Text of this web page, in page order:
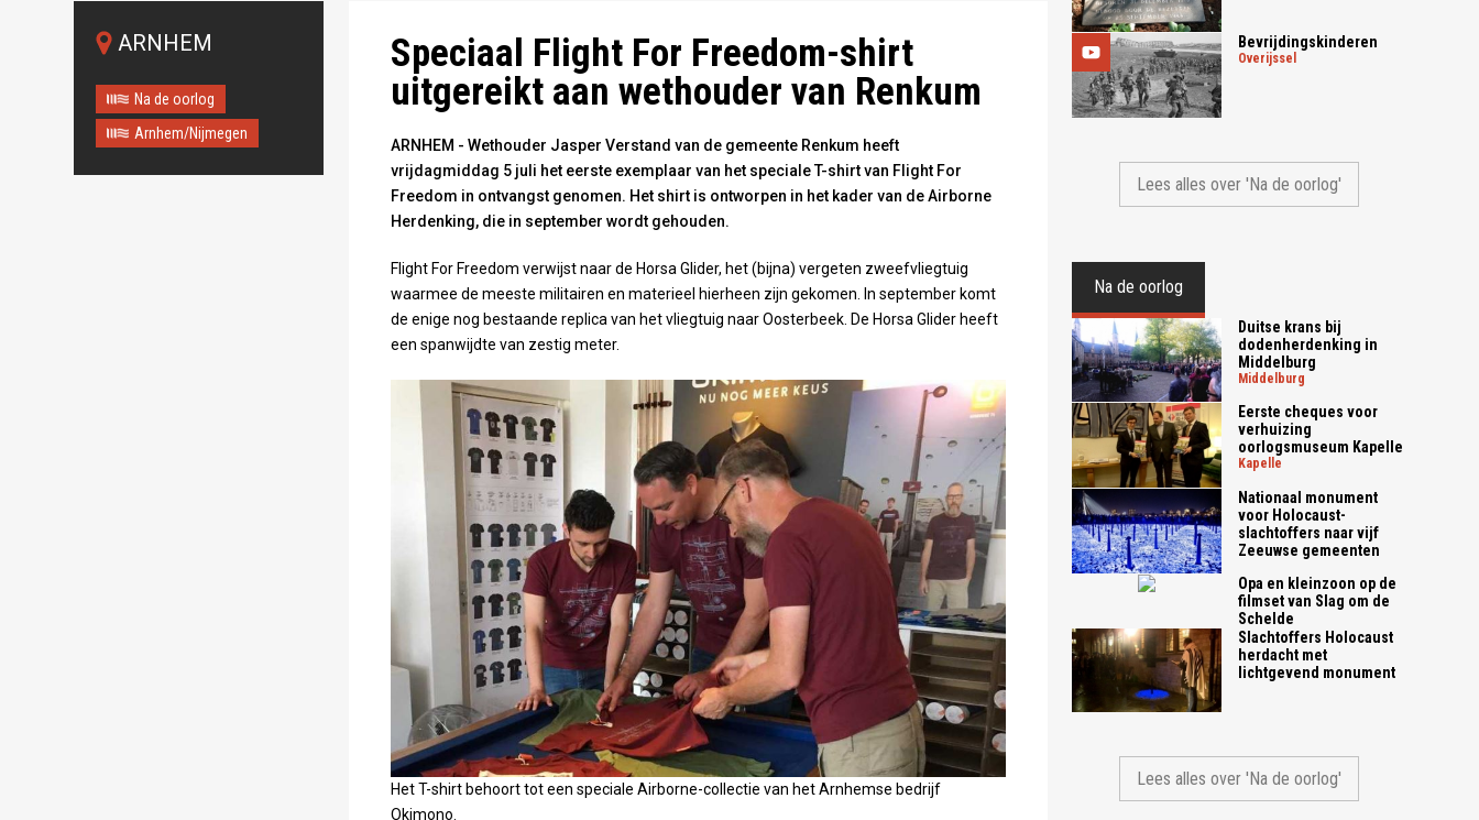
ARNHEM
Na de oorlog
Arnhem/Nijmegen
Speciaal Flight For Freedom-shirt
uitgereikt aan wethouder van Renkum
ARNHEM - Wethouder Jasper Verstand van de gemeente Renkum heeft
vrijdagmiddag 5 juli het eerste exemplaar van het speciale T-shirt van Flight For
Freedom in ontvangst genomen. Het shirt is ontworpen in het kader van de Airborne
Herdenking, die in september wordt gehouden.
Flight For Freedom verwijst naar de Horsa Glider, het (bijna) vergeten zweefvliegtuig
waarmee de meeste militairen en materieel hierheen zijn gekomen. In september komt
de enige nog bestaande replica van het vliegtuig naar Oosterbeek. De Horsa Glider heeft
een spanwijdte van zestig meter.
Het T-shirt behoort tot een speciale Airborne-collectie van het Arnhemse bedrijf
Okimono.
Bevrijdingskinderen
overijssel
Lees alles over 'Na de oorlog'
Na de oorlog
Duitse krans bij
dodenherdenking in
Middelburg
middelburg
Eerste cheques voor
verhuizing
oorlogsmuseum Kapelle
kapelle
Nationaal monument
voor Holocaust-
slachtoffers naar vijf
Zeeuwse gemeenten
Opa en kleinzoon op de
filmset van Slag om de
Schelde
Slachtoffers Holocaust
herdacht met
lichtgevend monument
Lees alles over 'Na de oorlog'